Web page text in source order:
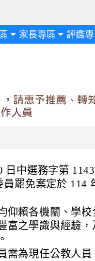
家長專區 評鑑
請惠予推薦、轉
人員
日中選務字第
罷免案定於 114
仰賴各機關、學校
富之學識與經驗，
需為現任公教人員